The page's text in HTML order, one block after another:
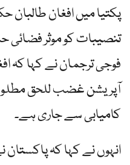
پکتیا میں افغان
تنصیبات کو موثر فضائی
فوجی ترجمان نے کہا کہ
آپریشن غضب للحق
کامیابی سے جاری ہے۔